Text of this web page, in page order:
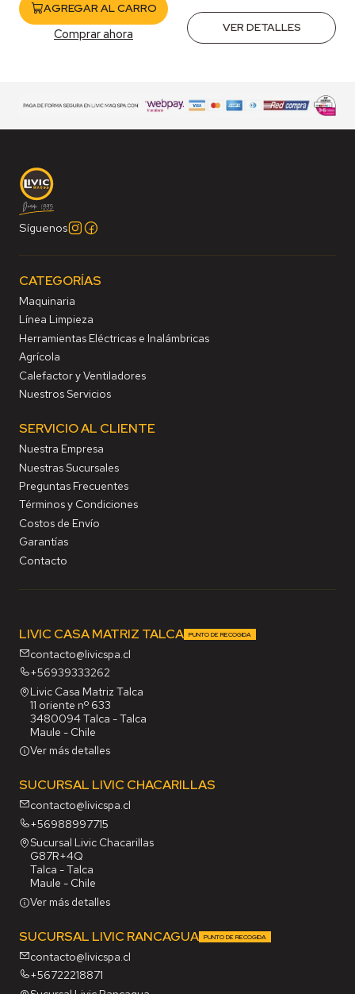
AGREGAR AL CARRO
Comprar ahora VER DETALLES
Síguenos
CATEGORÍAS
Maquinaria
Línea Limpieza
Herramientas Eléctricas e Inalámbricas
Agrícola
Calefactor y Ventiladores
Nuestros Servicios
SERVICIO AL CLIENTE
Nuestra Empresa
Nuestras Sucursales
Preguntas Frecuentes
Términos y Condiciones
Costos de Envío
Garantías
Contacto
LIVIC CASA MATRIZ TALCA PUNTO DE RECOGIDA
contacto@livicspa.cl
+56939333262
Livic Casa Matriz Talca
11 oriente nº 633
3480094 Talca - Talca
Maule - Chile
Ver más detalles
SUCURSAL LIVIC CHACARILLAS
contacto@livicspa.cl
+56988997715
Sucursal Livic Chacarillas
G87R+4Q
Talca - Talca
Maule - Chile
Ver más detalles
SUCURSAL LIVIC RANCAGUA PUNTO DE RECOGIDA
contacto@livicspa.cl
+56722218871